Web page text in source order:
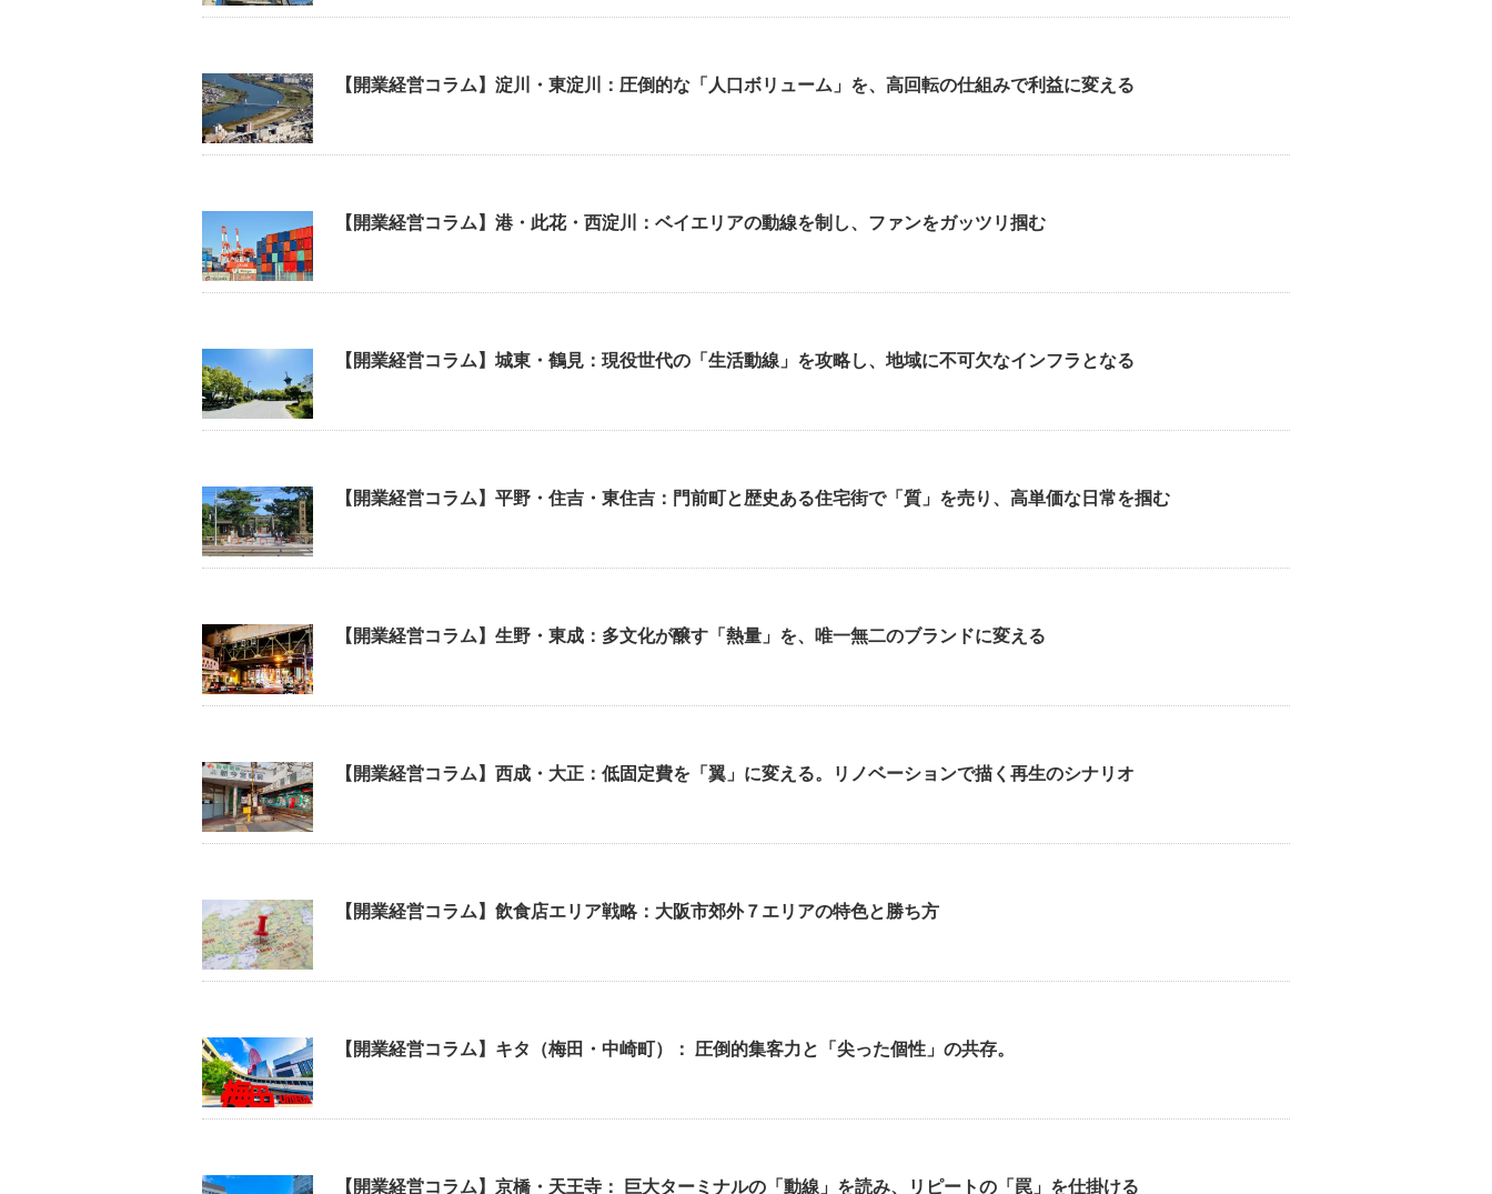
【開業経営コラム】淀川・東淀川：圧倒的な「人口ボリューム」を、高回転の仕組みで利益に変える
【開業経営コラム】港・此花・西淀川：ベイエリアの動線を制し、ファンをガッツリ掴む
【開業経営コラム】城東・鶴見：現役世代の「生活動線」を攻略し、地域に不可欠なインフラとなる
【開業経営コラム】平野・住吉・東住吉：門前町と歴史ある住宅街で「質」を売り、高単価な日常を掴む
【開業経営コラム】生野・東成：多文化が醸す「熱量」を、唯一無二のブランドに変える
【開業経営コラム】西成・大正：低固定費を「翼」に変える。リノベーションで描く再生のシナリオ
【開業経営コラム】飲食店エリア戦略：大阪市郊外７エリアの特色と勝ち方
【開業経営コラム】キタ（梅田・中崎町）： 圧倒的集客力と「尖った個性」の共存。
【開業経営コラム】京橋・天王寺： 巨大ターミナルの「動線」を読み、リピートの「罠」を仕掛ける